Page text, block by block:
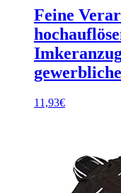
Feine
11,93€